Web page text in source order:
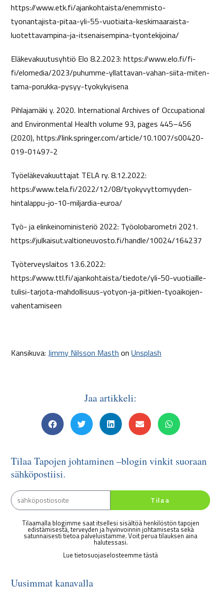
https://www.etk.fi/ajankohtaista/enemmisto-
tyonantajista-pitaa-yli-55-vuotiaita-keskimaaraista-
luotettavampina-ja-itsenaisempina-tyontekijoina/
Eläkevakuutusyhtiö Elo 8.2.2023: https://www.elo.fi/fi-
fi/elomedia/2023/puhumme-yllattavan-vahan-siita-miten-
tama-porukka-pysyy-tyokykyisena
Pihlajamäki y. 2020. International Archives of Occupational
and Environmental Health volume 93, pages 445–456
(2020), https://link.springer.com/article/10.1007/s00420-
019-01497-2
Työeläkevakuuttajat TELA ry. 8.12.2022:
https://www.tela.fi/2022/12/08/tyokyvyttomyyden-
hintalappu-jo-10-miljardia-euroa/
Työ- ja elinkeinoministeriö 2022: Työolobarometri 2021.
https://julkaisut.valtioneuvosto.fi/handle/10024/164237
Työterveyslaitos 13.6.2022:
https://www.ttl.fi/ajankohtaista/tiedote/yli-50-vuotiaille-
tulisi-tarjota-mahdollisuus-yotyon-ja-pitkien-tyoaikojen-
vahentamiseen
Kansikuva: Jimmy Nilsson Masth onUnsplash
Jaa artikkeli:
Tilaa Tapojen johtaminen –blogin vinkit suoraan
sähköpostiisi.
Tilaa
Tilaamalla blogimme saat itsellesi sisältöä henkilöstön tapojen
edistämisestä, terveyden ja hyvinvoinnin johtamisesta sekä
satunnaisesti tietoa palveluistamme. Voit perua tilauksen aina
halutessasi.
Lue tietosuojaselosteemme tästä
Uusimmat kanavalla